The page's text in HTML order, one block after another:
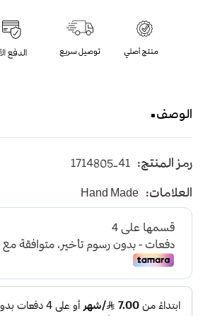
الوصف
عالي الارتفاع - اللون بني غامق
رمز المنتج: 1714805-41
العلامات: Hand Made